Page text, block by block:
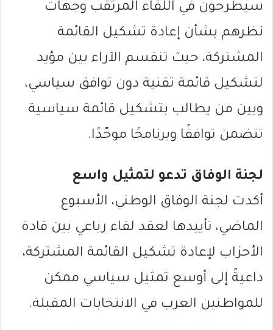
سيطرحون في اللقاء المرتقب وجهات
نظرهم بشأن إعادة تشكيل القائمة
المشتركة، حيث تنقسم الآراء بين مؤيد
لتشكيل قائمة تقنية دون توافق سياسي،
وبين من يطالب بتشكيل قائمة سياسية
تتضمن توافقًا وبرنامجًا موحّدًا.
لجنة الوفاق تدعو لتمثيل واسع
أكدت لجنة الوفاق الوطني، الأسبوع
الماضي، تأييدها لعقد لقاء رباعي بين قادة
الأحزاب لإعادة تشكيل القائمة المشتركة،
داعيةً إلى أوسع تمثيل سياسي ممكن
للمواطنين العرب في الانتخابات المقبلة.